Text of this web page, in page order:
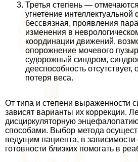
Третья степень —
угнетение интеллектуальной
бессвязная, проявления
изменения в
координации движений,
oпopoжнение мочевого
судорожный синдром,
дееспособность отсутствует,
потеря веса.
От типа и степени выраженности
зависят варианты их коррекции.
дисциркуляторную
способами. Выбор метода
ведущим пациента, в зависимости
готовности близких помогать в